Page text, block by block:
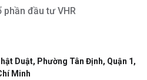
phần đầu tư VHR
Duật, Phường Tân Định, Quận 1,
Minh